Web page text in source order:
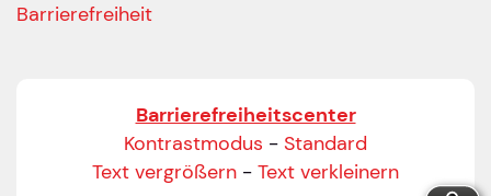
Barrierefreiheit
Barrierefreiheitscenter
Kontrastmodus - Standard
Text vergrößern - Text verkleinern